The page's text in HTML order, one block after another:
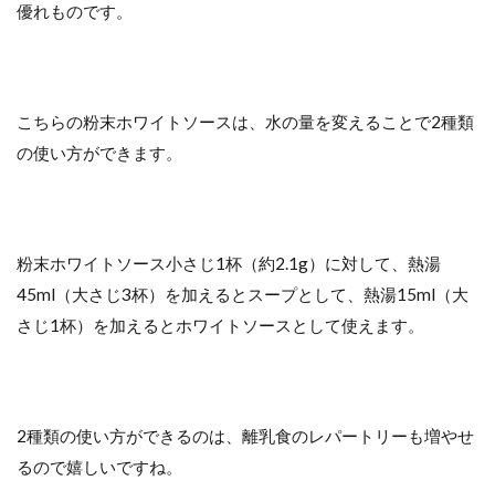
優れものです。
こちらの粉末ホワイトソースは、水の量を変えることで2種類
の使い方ができます。
粉末ホワイトソース小さじ1杯（約2.1g）に対して、熱湯
45ml（大さじ3杯）を加えるとスープとして、熱湯15ml（大
さじ1杯）を加えるとホワイトソースとして使えます。
2種類の使い方ができるのは、離乳食のレパートリーも増やせ
るので嬉しいですね。